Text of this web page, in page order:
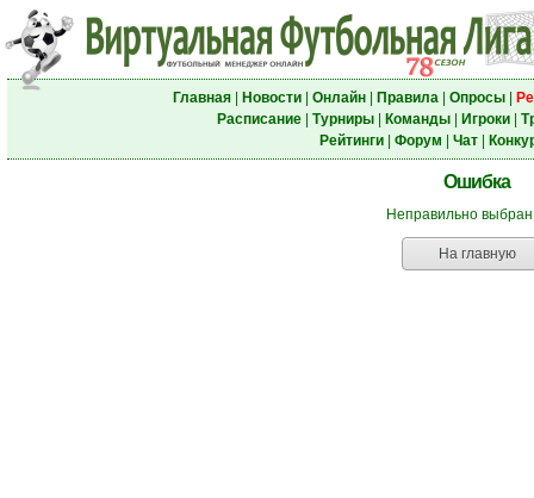
Главная| Новости| Онлайн| Правила| Опросы|
Расписание| Турниры| Команды| Игроки|
Рейтинги| Форум Чат|
Ошибка
Неправильно
На главную